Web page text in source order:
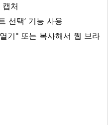
처
선택’ 기능 사용
기" 또는 복사해서 웹 브라